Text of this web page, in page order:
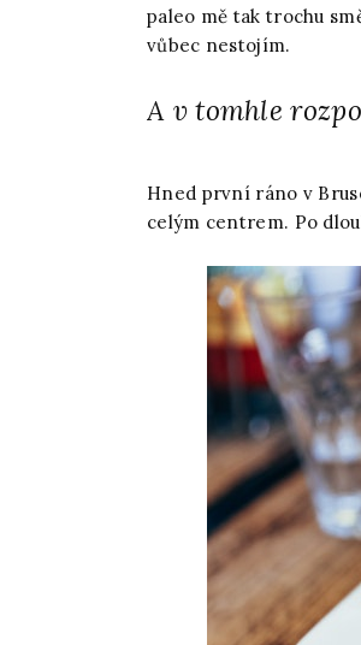
paleo mě tak trochu
vůbec nestojím.
A v tomhle
Hned první ráno v
celým centrem. Po